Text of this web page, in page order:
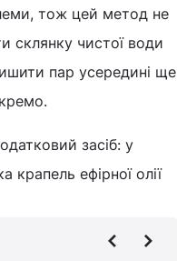
тож цей метод не
склянку чистої води
пар усередині ще
засіб: у
ефірної олії